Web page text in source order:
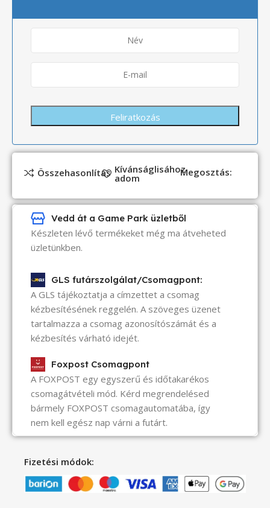
Összehasonlítás Kívánságlisához
adom Megosztás:
Vedd át a Game Park üzletből
Készleten lévő termékeket még ma átveheted
üzletünkben.
GLS futárszolgálat/Csomagpont:
A GLS tájékoztatja a címzettet a csomag
kézbesítésének reggelén. A szöveges üzenet
tartalmazza a csomag azonosítószámát és a
kézbesítés várható idejét.
Foxpost Csomagpont
A FOXPOST egy egyszerű és időtakarékos
csomagátvételi mód. Kérd megrendelésed
bármely FOXPOST csomagautomatába, így
nem kell egész nap várni a futárt.
Fizetési módok: